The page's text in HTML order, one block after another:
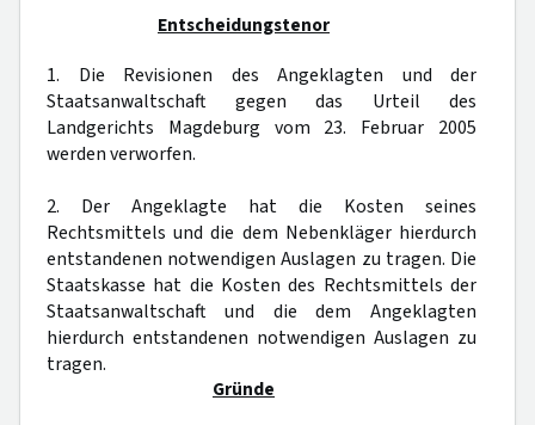
Entscheidungstenor
1. Die Revisionen des Angeklagten und der
Staatsanwaltschaft gegen das Urteil des
Landgerichts Magdeburg vom 23. Februar 2005
werden verworfen.
2. Der Angeklagte hat die Kosten seines
Rechtsmittels und die dem Nebenkläger hierdurch
entstandenen notwendigen Auslagen zu tragen. Die
Staatskasse hat die Kosten des Rechtsmittels der
Staatsanwaltschaft und die dem Angeklagten
hierdurch entstandenen notwendigen Auslagen zu
tragen.
Gründe